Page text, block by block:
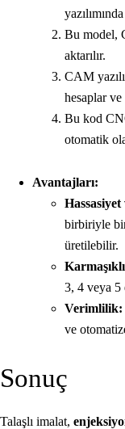
Bu model,
aktarılır.
CAM
hesaplar
Bu kod
otomatik
Avantajları:
birbiriyle
üretilebilir.
3, 4 veya 5
Verimlilik:
ve
Sonuç
Talaşlı imalat,